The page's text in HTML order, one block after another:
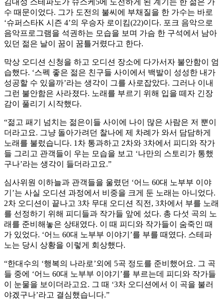
김대성 스테파노가 슈스케5에 도전하게 된 계기는 한 젊은 가
수 때문이었다. 그가 도전의 불씨에 부채질을 한 가수는 바로
‘슈퍼스타K 시즌 4’의 우승자 로이킴(22)이다. 포크 음악으로
음악프로그램을 석권하는 모습을 보며 가슴 한 구석에서 남아
있던 젊은 날이 꿈이 꿈틀거렸다고 한다.
막상 오디션 신청을 하고 오디션 장소에 다가서자 불안함이 엄
습했다. ‘스펙 좋은 젊은 친구들 사이에서 백발이 성성한 내가
성공할 수 있을까’라는 생각이 그를 사로잡았다. 그러나 이내
그런 불안함은 사라졌다. 노래를 부르기 위해 입을 떼자 긴장
감이 풀리기 시작했다.
“젊고 패기 넘치는 젊은이들 사이에 나이 많은 사람은 저 뿐이
더라고요. 그냥 돌아가려던 찰나에 제 차례가 와서 담담하게
노래를 불렀습니다. 1차 통과하고 2차와 3차에서 피디와 작가
들 그리고 관객들이 우는 모습을 보고 ‘나만의 스토리가 통했
구나’라는 생각이 들더라고요.”
심사위원 이하늘과 관객들을 울렸던 ‘어느 60대 노부부 이야
기’는 사실 오디션 과정에서 비중을 크게 둔 노래는 아니었다.
2차 오디션이 끝나고 3차 무대 오디션 직전, 3차에서 부를 노래
를 선정하기 위해 피디들과 작가들 앞에 섰다. 총 다섯 곡의 노
래를 준비해놓은 상태였다. 이 때 피디와 작가들이 숨죽인 때
가 있었다. ‘어느 60대 노부부 이야기’를 부를 때였다. 스테파
노는 당시 상황을 이렇게 회상했다.
“한대수의 ‘행복의 나라로’외에 5곡 정도를 준비했어요. 그 곡
들 중에 ‘어느 60대 노부부 이야기’를 부르는데 피디와 작가들
이 눈물을 보이더라고요. 그 때 ‘3차 오디션에서 이 곡을 불러
야겠구나’라고 결심했습니다.”